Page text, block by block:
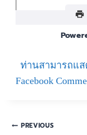
ท่านสามารถแ
Facebook
PREVIOUS